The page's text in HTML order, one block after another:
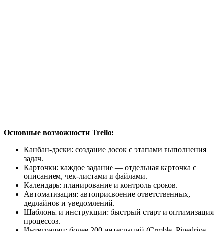
Основные возможности Trello:
Канбан-доски: создание досок с этапами выполнения
задач.
Карточки: каждое задание — отдельная карточка с
описанием, чек-листами и файлами.
Календарь: планирование и контроль сроков.
Автоматизация: автоприсвоение ответственных,
дедлайнов и уведомлений.
Шаблоны и инструкции: быстрый старт и оптимизация
процессов.